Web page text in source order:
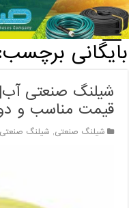
خانه / بایگانی برچسب:
بایگانی
شیلنگ صنعتی آب|
قیمت مناسب و
شیلنگ صنعتی, شیلنگ